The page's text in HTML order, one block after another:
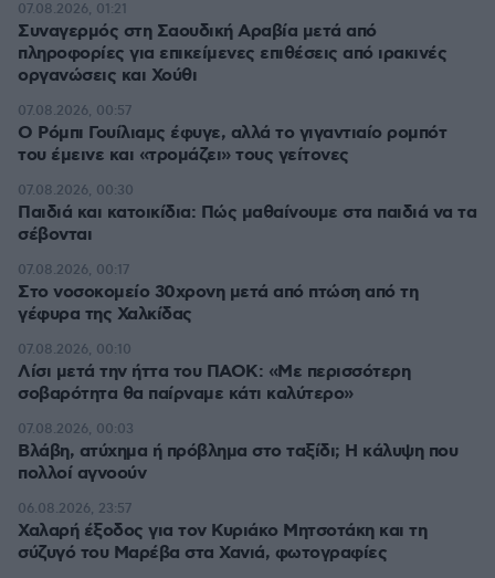
Συναγερμός στη Σαουδική Αραβία μετά από
πληροφορίες για επικείμενες επιθέσεις από ιρακινές
οργανώσεις και Χούθι
07.08.2026, 01:21
Ο Ρόμπι Γουίλιαμς έφυγε, αλλά το γιγαντιαίο ρομπότ
του έμεινε και «τρομάζει» τους γείτονες
07.08.2026, 00:57
Παιδιά και κατοικίδια: Πώς μαθαίνουμε στα παιδιά να τα
σέβονται
07.08.2026, 00:30
Στο νοσοκομείο 30χρονη μετά από πτώση από τη
γέφυρα της Χαλκίδας
07.08.2026, 00:17
Λίσι μετά την ήττα του ΠΑΟΚ: «Με περισσότερη
σοβαρότητα θα παίρναμε κάτι καλύτερο»
07.08.2026, 00:10
Βλάβη, ατύχημα ή πρόβλημα στο ταξίδι; Η κάλυψη που
πολλοί αγνοούν
07.08.2026, 00:03
Χαλαρή έξοδος για τον Κυριάκο Μητσοτάκη και τη
σύζυγό του Μαρέβα στα Χανιά, φωτογραφίες
06.08.2026, 23:57